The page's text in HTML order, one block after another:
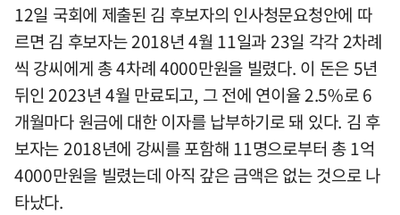
12일 국회에 제출된 김 후보자의 인사청문요청안에 따
르면 김 후보자는 2018년 4월 11일과 23일 각각 2차례
씩 강씨에게 총 4차례 4000만원을 빌렸다. 이 돈은 5년
뒤인 2023년 4월 만료되고, 그 전에 연이율 2.5%로 6
개월마다 원금에 대한 이자를 납부하기로 돼 있다. 김 후
보자는 2018년에 강씨를 포함해 11명으로부터 총 1억
4000만원을 빌렸는데 아직 갚은 금액은 없는 것으로 나
타났다.